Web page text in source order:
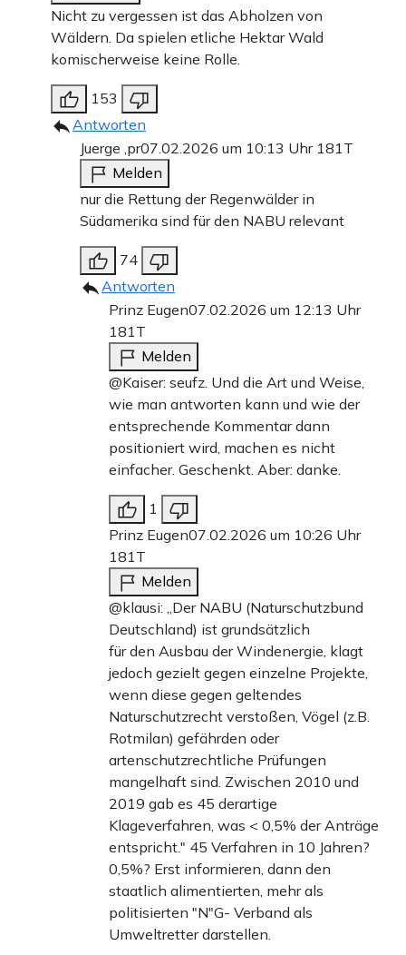
Nicht zu vergessen ist das Abholzen von
Wäldern. Da spielen etliche Hektar Wald
komischerweise keine Rolle.
153
Antworten
Juerge ,pr07.02.2026 um 10:13 Uhr 181T
Melden
nur die Rettung der Regenwälder in
Südamerika sind für den NABU relevant
74
Antworten
Prinz Eugen07.02.2026 um 12:13 Uhr
181T
Melden
@Kaiser: seufz. Und die Art und Weise,
wie man antworten kann und wie der
entsprechende Kommentar dann
positioniert wird, machen es nicht
einfacher. Geschenkt. Aber: danke.
1
Prinz Eugen07.02.2026 um 10:26 Uhr
181T
Melden
@klausi: „Der NABU (Naturschutzbund
Deutschland) ist grundsätzlich
für den Ausbau der Windenergie, klagt
jedoch gezielt gegen einzelne Projekte,
wenn diese gegen geltendes
Naturschutzrecht verstoßen, Vögel (z.B.
Rotmilan) gefährden oder
artenschutzrechtliche Prüfungen
mangelhaft sind. Zwischen 2010 und
2019 gab es 45 derartige
Klageverfahren, was < 0,5% der Anträge
entspricht." 45 Verfahren in 10 Jahren?
0,5%? Erst informieren, dann den
staatlich alimentierten, mehr als
politisierten "N"G- Verband als
Umweltretter darstellen.